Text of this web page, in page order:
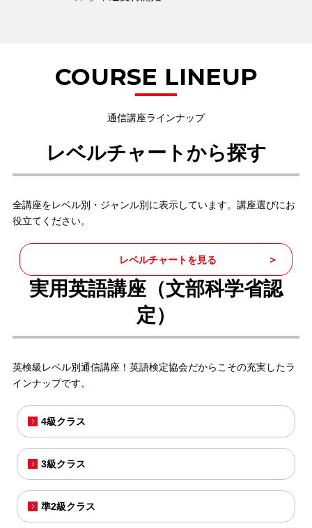
COURSE LINEUP
通信講座ラインナップ
レベルチャートから探す
全講座をレベル別・ジャンル別に表示しています。講座選びにお
役立てください。
レベルチャートを見る
実用英語講座（文部科学省認
定）
英検級レベル別通信講座！英語検定協会だからこその充実したラ
インナップです。
4級クラス
3級クラス
準2級クラス